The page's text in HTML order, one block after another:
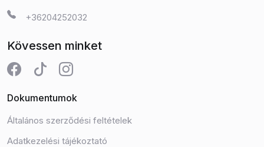
+36204252032
Kövessen minket
Dokumentumok
Általános szerződési feltételek
Adatkezelési tájékoztató